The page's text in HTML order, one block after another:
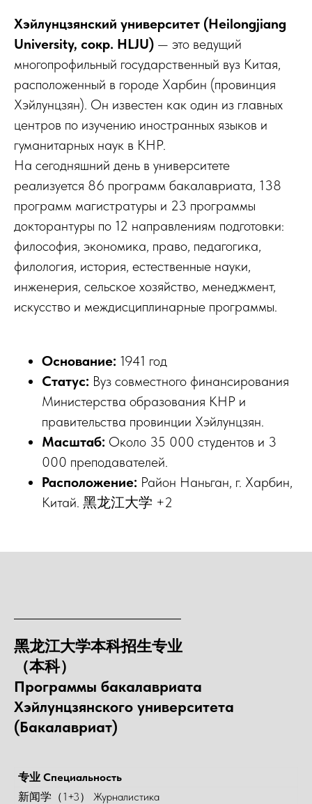
Хэйлунцзянский университет (Heilongjiang
University, сокр. HLJU) — это ведущий
многопрофильный государственный вуз Китая,
расположенный в городе Харбин (провинция
Хэйлунцзян). Он известен как один из главных
центров по изучению иностранных языков и
гуманитарных наук в КНР.
На сегодняшний день в университете
реализуется 86 программ бакалавриата, 138
программ магистратуры и 23 программы
докторантуры по 12 направлениям подготовки:
философия, экономика, право, педагогика,
филология, история, естественные науки,
инженерия, сельское хозяйство, менеджмент,
искусство и междисциплинарные программы.
Основание: 1941 год
Статус: Вуз совместного финансирования
Министерства образования КНР и
правительства провинции Хэйлунцзян.
Масштаб: Около 35 000 студентов и 3
000 преподавателей.
Расположение: Район Наньган, г. Харбин,
Китай. 黑龙江大学 +2
黑龙江大学本科招生专业
（本科）
Программы бакалавриата
Хэйлунцзянского университета
(Бакалавриат)
专业 Специальность
新闻学（1+3） Журналистика